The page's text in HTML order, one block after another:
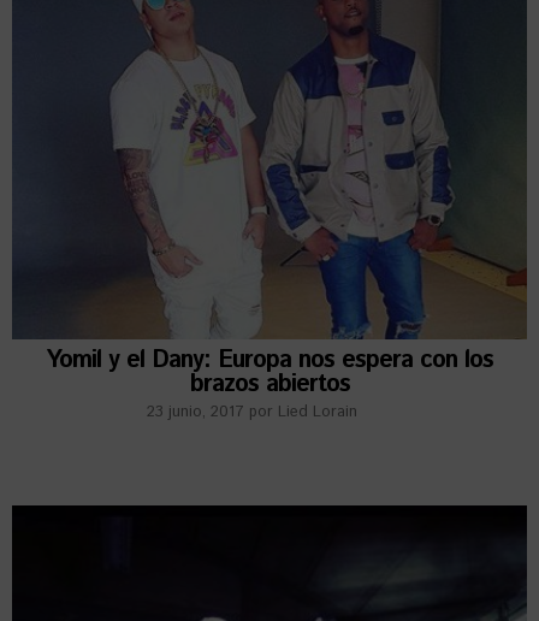
Yomil y el Dany: Europa nos espera con los
brazos abiertos
23 junio, 2017 por Lied Lorain